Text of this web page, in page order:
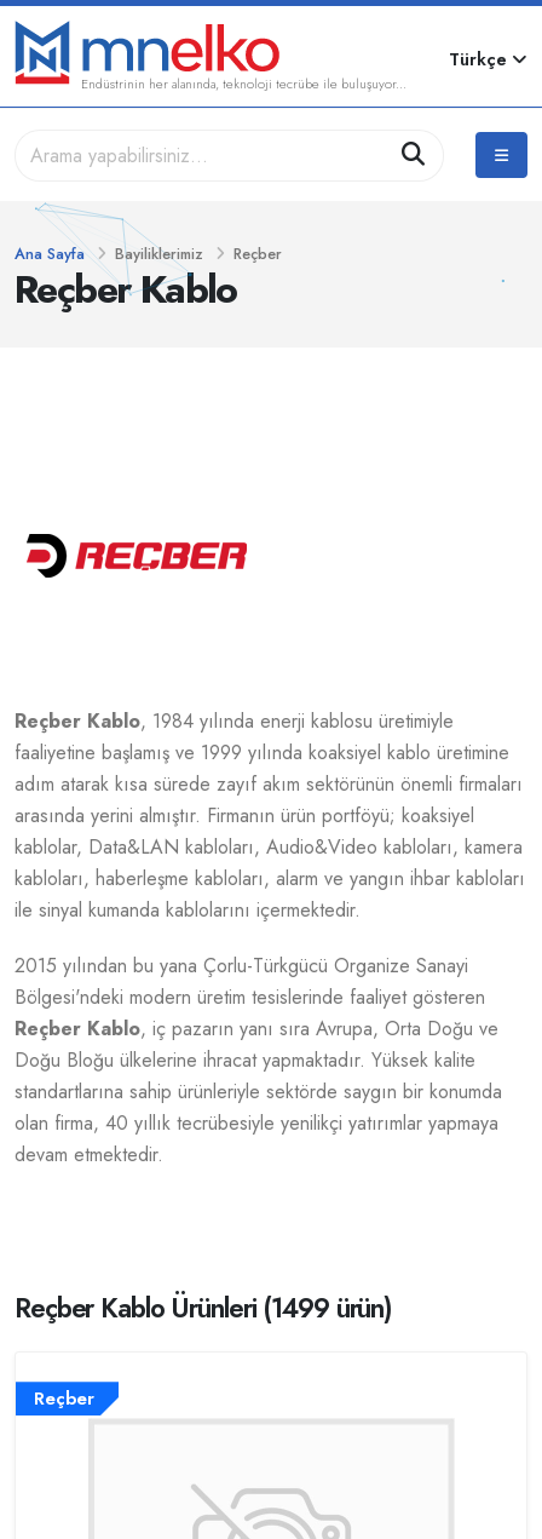
Endüstrinin her alanında, teknoloji tecrübe ile buluşuyor...
Türkçe
Reçber Kablo
Ana Sayfa Bayiliklerimiz Reçber
Reçber Kablo, 1984 yılında enerji kablosu üretimiyle
faaliyetine başlamış ve 1999 yılında koaksiyel kablo üretimine
adım atarak kısa sürede zayıf akım sektörünün önemli firmaları
arasında yerini almıştır. Firmanın ürün portföyü; koaksiyel
kablolar, Data&LAN kabloları, Audio&Video kabloları, kamera
kabloları, haberleşme kabloları, alarm ve yangın ihbar kabloları
ile sinyal kumanda kablolarını içermektedir.
2015 yılından bu yana Çorlu-Türkgücü Organize Sanayi
Bölgesi'ndeki modern üretim tesislerinde faaliyet gösteren
Reçber Kablo, iç pazarın yanı sıra Avrupa, Orta Doğu ve
Doğu Bloğu ülkelerine ihracat yapmaktadır. Yüksek kalite
standartlarına sahip ürünleriyle sektörde saygın bir konumda
olan firma, 40 yıllık tecrübesiyle yenilikçi yatırımlar yapmaya
devam etmektedir.
Reçber Kablo Ürünleri (1499 ürün)
Reçber